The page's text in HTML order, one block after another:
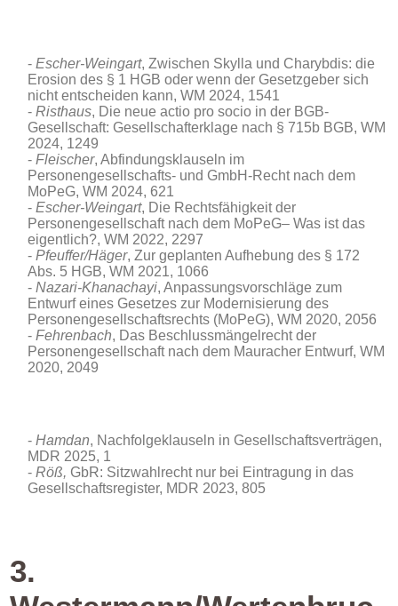
Escher-Weingart, Zwischen Skylla und Charybdis: die
Erosion des § 1 HGB oder wenn der Gesetzgeber sich
nicht entscheiden kann, WM 2024, 1541
Risthaus, Die neue actio pro socio in der BGB-
Gesellschaft: Gesellschafterklage nach § 715b BGB, WM
2024, 1249
Fleischer, Abfindungsklauseln im
Personengesellschafts- und GmbH-Recht nach dem
MoPeG, WM 2024, 621
Escher-Weingart, Die Rechtsfähigkeit der
Personengesellschaft nach dem MoPeG– Was ist das
eigentlich?, WM 2022, 2297
Pfeuffer/Häger, Zur geplanten Aufhebung des § 172
Abs. 5 HGB, WM 2021, 1066
Nazari-Khanachayi, Anpassungsvorschläge zum
Entwurf eines Gesetzes zur Modernisierung des
Personengesellschaftsrechts (MoPeG), WM 2020, 2056
Fehrenbach, Das Beschlussmängelrecht der
Personengesellschaft nach dem Mauracher Entwurf, WM
2020, 2049
Hamdan, Nachfolgeklauseln in Gesellschaftsverträgen,
MDR 2025, 1
Röß, GbR: Sitzwahlrecht nur bei Eintragung in das
Gesellschaftsregister, MDR 2023, 805
3.